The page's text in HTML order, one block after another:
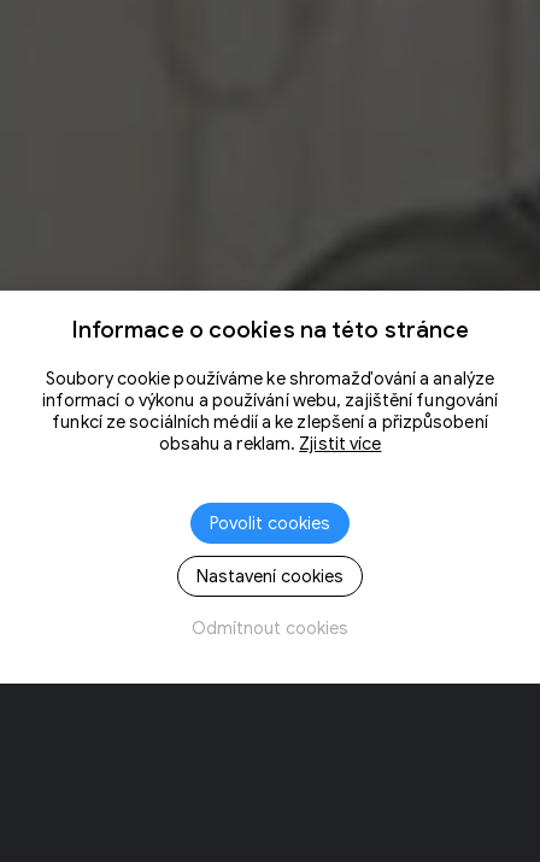
Informace o cookies na této stránce
Soubory cookie používáme ke shromažďování a analýze
informací o výkonu a používání webu, zajištění fungování
funkcí ze sociálních médií a ke zlepšení a přizpůsobení
obsahu a reklam. Zjistit více
Povolit cookies
Nastavení cookies
Odmítnout cookies